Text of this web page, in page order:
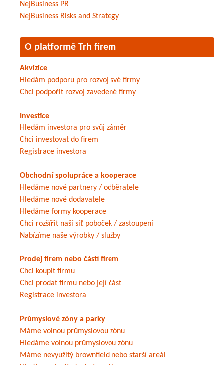
NejBusiness PR
NejBusiness Risks and Strategy
O platformě Trh firem
Akvizice
Hledám podporu pro rozvoj své firmy
Chci podpořit rozvoj zavedené firmy
Investice
Hledám investora pro svůj záměr
Chci investovat do firem
Registrace investora
Obchodní spolupráce a kooperace
Hledáme nové partnery / odběratele
Hledáme nové dodavatele
Hledáme formy kooperace
Chci rozšířit naší síť poboček / zastoupení
Nabízíme naše výrobky / služby
Prodej firem nebo částí firem
Chci koupit firmu
Chci prodat firmu nebo její část
Registrace investora
Průmyslové zóny a parky
Máme volnou průmyslovou zónu
Hledáme volnou průmyslovou zónu
Máme nevyužitý brownfield nebo starší areál